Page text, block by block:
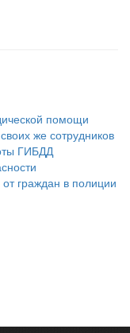
помощи
же сотрудников
ГИБДД
граждан в полиции